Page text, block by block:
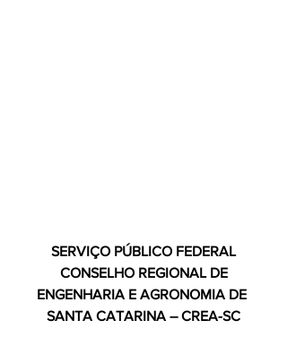
SERVIÇO PÚBLICO FEDERAL
ENGENHARIA E AGRONOMIA DE
SANTA CATARINA – CREA-SC